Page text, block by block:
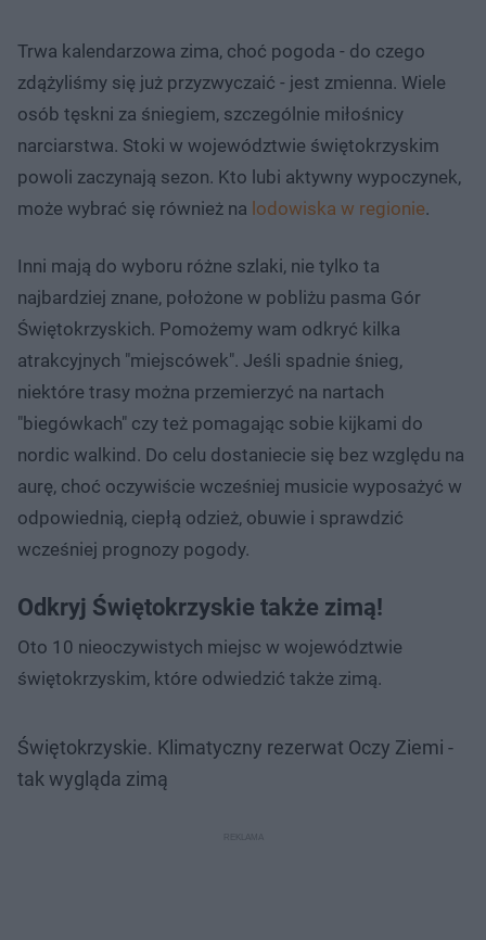
Trwa kalendarzowa zima, choć pogoda - do czego
zdążyliśmy się już przyzwyczaić - jest zmienna. Wiele
osób tęskni za śniegiem, szczególnie miłośnicy
narciarstwa. Stoki w województwie świętokrzyskim
powoli zaczynają sezon. Kto lubi aktywny wypoczynek,
może wybrać się również na lodowiska w regionie.
Inni mają do wyboru różne szlaki, nie tylko ta
najbardziej znane, położone w pobliżu pasma Gór
Świętokrzyskich. Pomożemy wam odkryć kilka
atrakcyjnych "miejscówek". Jeśli spadnie śnieg,
niektóre trasy można przemierzyć na nartach
"biegówkach" czy też pomagając sobie kijkami do
nordic walkind. Do celu dostaniecie się bez względu na
aurę, choć oczywiście wcześniej musicie wyposażyć w
odpowiednią, ciepłą odzież, obuwie i sprawdzić
wcześniej prognozy pogody.
Odkryj Świętokrzyskie także zimą!
Oto 10 nieoczywistych miejsc w województwie
świętokrzyskim, które odwiedzić także zimą.
Świętokrzyskie. Klimatyczny rezerwat Oczy Ziemi -
tak wygląda zimą